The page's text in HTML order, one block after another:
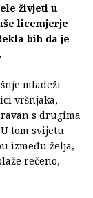
živjeti u
licemjerje
bih da je
mladeži
vršnjaka,
s drugima
tom svijetu
između želja,
rečeno,